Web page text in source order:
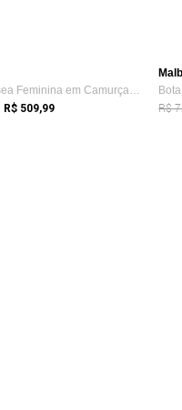
Bota Chelsea Feminina em Camurça Cinza c...
R$ 509,99 R$